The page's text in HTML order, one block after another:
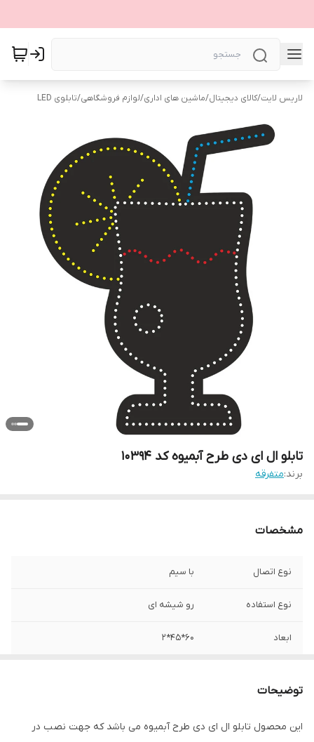
لاریس لایت/کالای دیجیتال/ماشین های اداری/لوازم فروشگاهی/تابلوی LED
تابلو ال ای دی طرح آبمیوه کد 10394
برند:متفرقه
مشخصات
نوع اتصال با سیم
نوع استفاده رو شیشه ای
ابعاد 60*45*2
توضیحات
این محصول تابلو ال ای دی طرح آبمیوه می باشد که جهت نصب در